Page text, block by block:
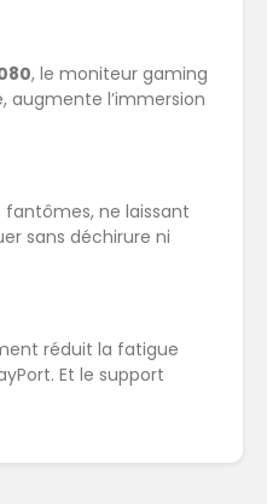
, le moniteur gaming
augmente l’immersion
fantômes, ne laissant
sans déchirure ni
réduit la fatigue
Et le support